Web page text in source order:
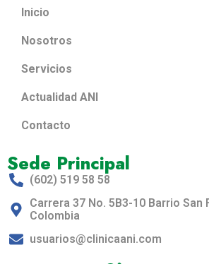
Inicio
Nosotros
Servicios
Actualidad ANI
Contacto
Sede Principal
(602) 519 58 58
Carrera 37 No. 5B3-10 Barrio San
Colombia
usuarios@clinicaani.com